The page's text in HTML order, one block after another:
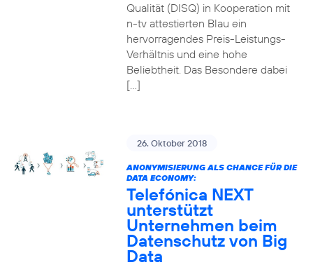
Qualität (DISQ) in Kooperation mit
n-tv attestierten Blau ein
hervorragendes Preis-Leistungs-
Verhältnis und eine hohe
Beliebtheit. Das Besondere dabei
[…]
26. Oktober 2018
ANONYMISIERUNG ALS CHANCE FÜR DIE
DATA ECONOMY:
Telefónica NEXT
unterstützt
Unternehmen beim
Datenschutz von Big
Data